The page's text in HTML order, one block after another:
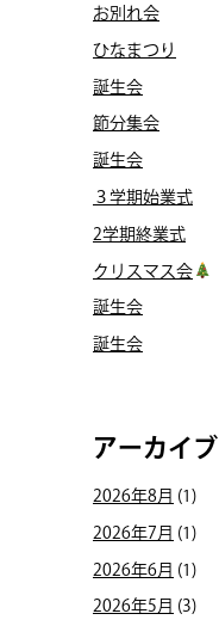
お別れ会
ひなまつり
誕生会
節分集会
誕生会
３学期始業式
2学期終業式
クリスマス会
誕生会
誕生会
アーカイブ
2026年8月 (1)
2026年7月 (1)
2026年6月 (1)
2026年5月 (3)